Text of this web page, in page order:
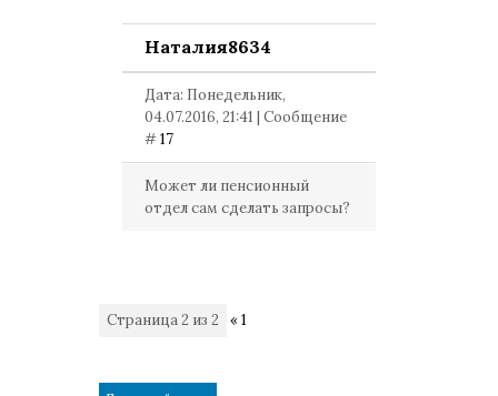
Наталия8634
Дата: Понедельник,
04.07.2016, 21:41 | Сообщение
#17
Может ли пенсионный
отдел сам сделать запросы?
Страница2 из 2 « 1